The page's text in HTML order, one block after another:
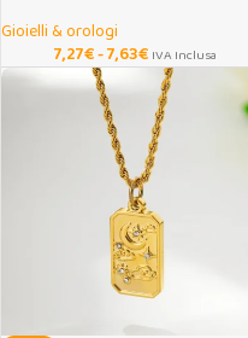
Gioielli & orologi
7,27€-7,63€ IVA Inclusa